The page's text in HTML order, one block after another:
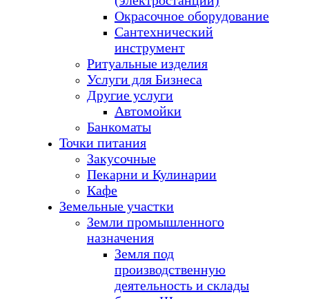
Окрасочное оборудование
Сантехнический
инструмент
Ритуальные изделия
Услуги для Бизнеса
Другие услуги
Автомойки
Банкоматы
Точки питания
Закусочные
Пекарни и Кулинарии
Кафе
Земельные участки
Земли промышленного
назначения
Земля под
производственную
деятельность и склады